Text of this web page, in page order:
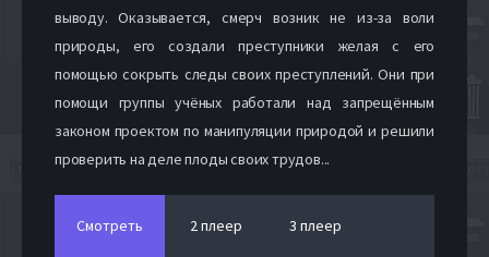
выводу. Оказывается, смерч возник не из-за воли
природы, его создали преступники желая с его
помощью сокрыть следы своих преступлений. Они при
помощи группы учёных работали над запрещённым
законом проектом по манипуляции природой и решили
проверить на деле плоды своих трудов...
Смотреть 2 плеер 3 плеер